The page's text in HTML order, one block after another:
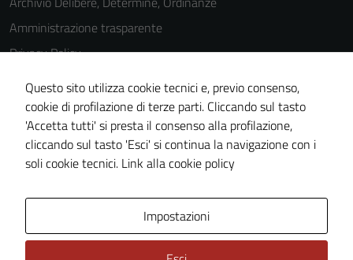
Amministrazione trasparente
Privacy Policy
Cookie Policy
Note legali
Dichiarazione di accessibilità
Piano di miglioramento del sito
Questo sito utilizza cookie tecnici e, previo consenso,
cookie di profilazione di terze parti. Cliccando sul tasto
'Accetta tutti' si presta il consenso alla profilazione,
cliccando sul tasto 'Esci' si continua la navigazione con i
soli cookie tecnici. Link alla cookie policy
Impostazioni